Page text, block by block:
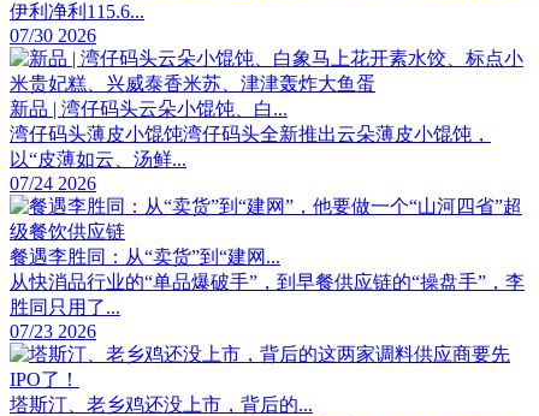
伊利净利115.6...
07/30 2026
新品 | 湾仔码头云朵小馄饨、白...
湾仔码头薄皮小馄饨湾仔码头全新推出云朵薄皮小馄饨，
以“皮薄如云、汤鲜...
07/24 2026
餐遇李胜同：从“卖货”到“建网...
从快消品行业的“单品爆破手”，到早餐供应链的“操盘手”，李
胜同只用了...
07/23 2026
塔斯汀、老乡鸡还没上市，背后的...